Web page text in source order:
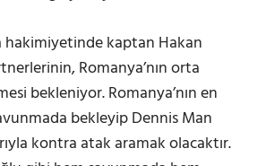
hakimiyetinde kaptan Hakan
Romanya’nın orta
bekleniyor. Romanya’nın en
bekleyip Dennis Man
kontra atak aramak olacaktır.